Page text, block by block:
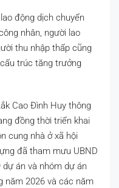
động dịch chuyển
nhân, người lao
thu nhập thấp cũng
trúc tăng trưởng
Cao Đình Huy thông
đồng thời triển khai
cung nhà ở xã hội
đã tham mưu UBND
án và nhóm dự án
năm 2026 và các năm